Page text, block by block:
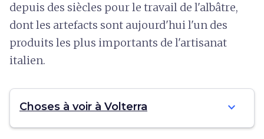
depuis des siècles pour le travail de l'albâtre,
dont les artefacts sont aujourd'hui l'un des
produits les plus importants de l'artisanat
italien.
Choses à voir à Volterra expand_more